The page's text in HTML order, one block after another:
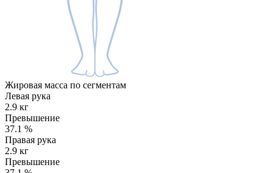
Жировая масса по сегментам
Левая рука
2.9 кг
Превышение
37.1 %
Правая рука
2.9 кг
Превышение